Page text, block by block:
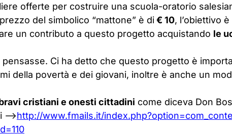
offerte per costruire una scuola-oratorio
del simbolico “mattone” è di€ 10, l’obiettivo
un contributo a questo progetto acquistando le
Ci ha detto che questo progetto è
della povertà e dei giovani, inoltre è anche un
cristiani e onesti cittadini come diceva Don
—>http://www.fmails.it/